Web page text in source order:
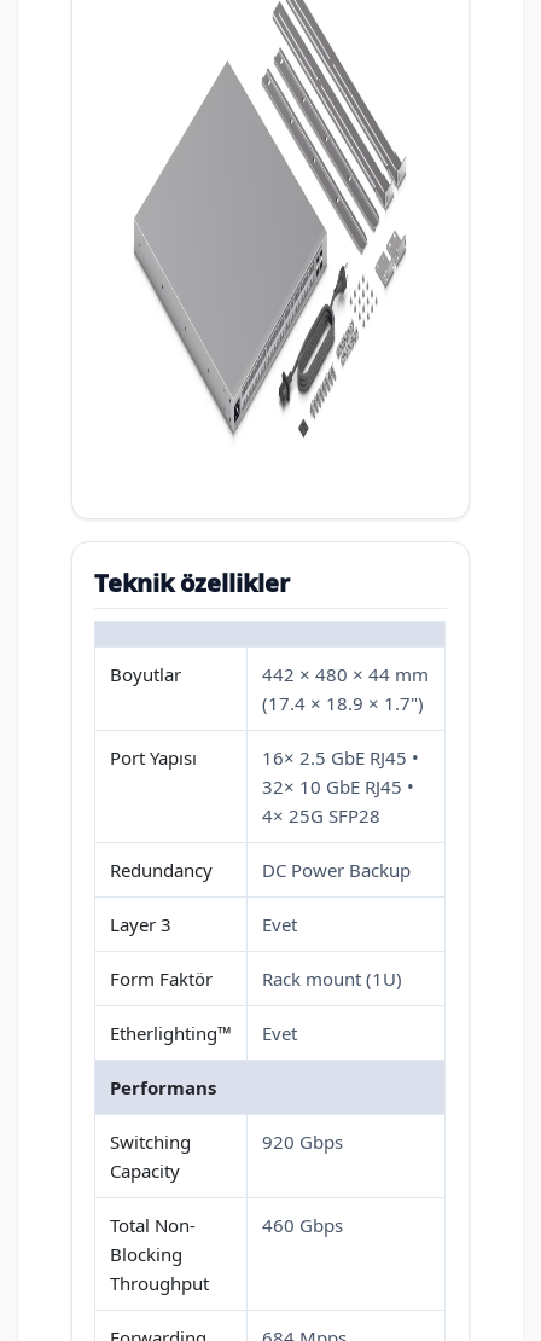
Teknik özellikler
Boyutlar
442 × 480 × 44 mm
(17.4 × 18.9 × 1.7")
Port Yapısı
16× 2.5 GbE RJ45 •
32× 10 GbE RJ45 •
4× 25G SFP28
Redundancy DC Power Backup
Layer 3 Evet
Form Faktör Rack mount (1U)
Etherlighting™ Evet
Performans
Switching
Capacity
920 Gbps
Total Non-
Blocking
Throughput
460 Gbps